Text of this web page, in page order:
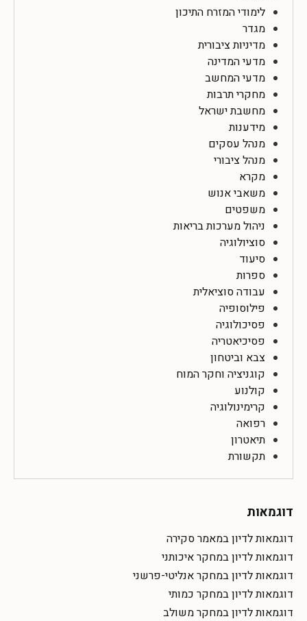
לימודי המזרח התיכון
מגדר
מדיניות ציבורית
מדעי המדינה
מדעי המחשב
מחקרי תרבות
מחשבת ישראל
מידענות
מנהל עסקים
מנהל ציבורי
מקרא
משאבי אנוש
משפטים
ניהול מערכות בריאות
סוציולוגיה
סיעוד
ספרות
עבודה סוציאלית
פילוסופיה
פסיכולוגיה
פסיכיאטריה
צבא וביטחון
קוגניציה וחקר המוח
קולנוע
קרימינולוגיה
רפואה
תיאטרון
תקשורת
דוגמאות
דוגמאות לדיון במאמר סקירה
דוגמאות לדיון במחקר איכותני
דוגמאות לדיון במחקר אנליטי-פרשני
דוגמאות לדיון במחקר כמותי
דוגמאות לדיון במחקר משולב